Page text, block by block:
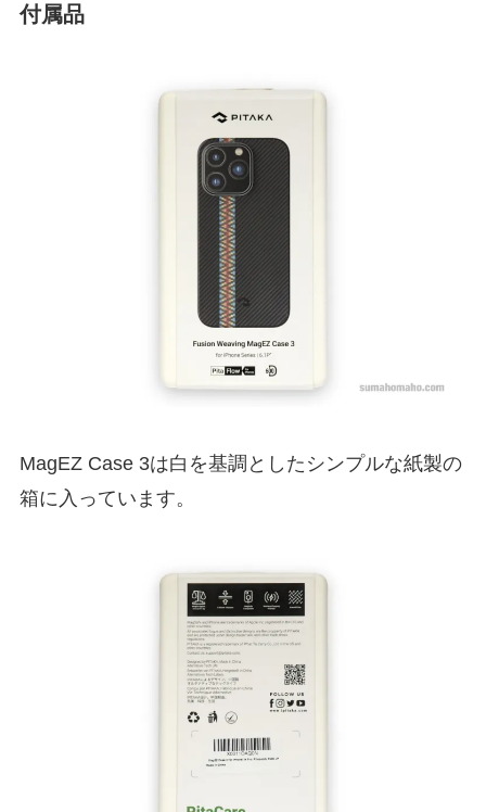
付属品
MagEZ Case 3は白を基調としたシンプルな紙製の
箱に入っています。